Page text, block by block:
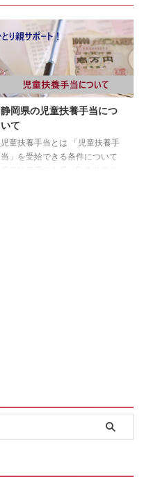
静岡県の児童扶養手当につ
いて
児童扶養手当とは 「児童扶養手
当」を受給できる条件について